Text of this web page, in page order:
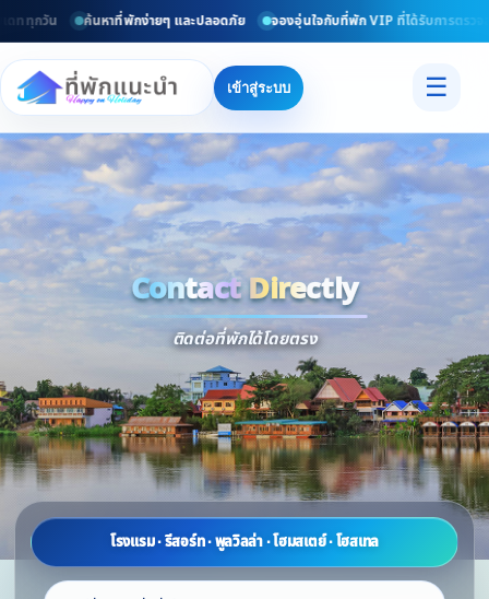
ททุกวัน ค้นหาที่พักง่ายๆ และปลอดภัย จองอุ่นใจกับที่พัก VIP ที่ได้รับการตรวจส
เข้าสู่ระบบ ☰
Contact Directly
Contact
ติดต่อที่พักได้โดยตรง
โรงแรม · รีสอร์ท · พูลวิลล่า · โฮมสเตย์ · โฮสเทล